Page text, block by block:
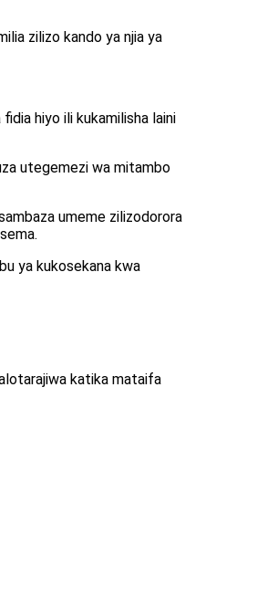
zilizo kando ya njia ya
hiyo ili kukamilisha laini
utegemezi wa mitambo
umeme zilizodorora
ya kukosekana kwa
katika mataifa